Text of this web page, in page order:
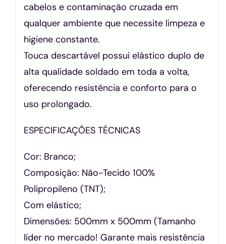
cabelos e contaminação cruzada em
qualquer ambiente que necessite limpeza e
higiene constante.
Touca descartável possui elástico duplo de
alta qualidade soldado em toda a volta,
oferecendo resistência e conforto para o
uso prolongado.
ESPECIFICAÇÕES TÉCNICAS
Cor: Branco;
Composição: Não-Tecido 100%
Polipropileno (TNT);
Com elástico;
Dimensões: 500mm x 500mm (Tamanho
líder no mercado! Garante mais resistência